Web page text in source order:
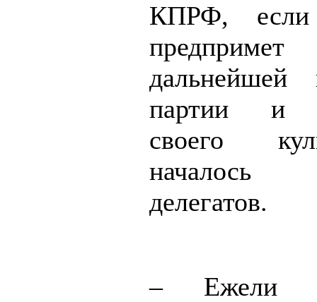
КПРФ,
дальнейшей
партии и
своего
началось
делегатов.
– Ежели